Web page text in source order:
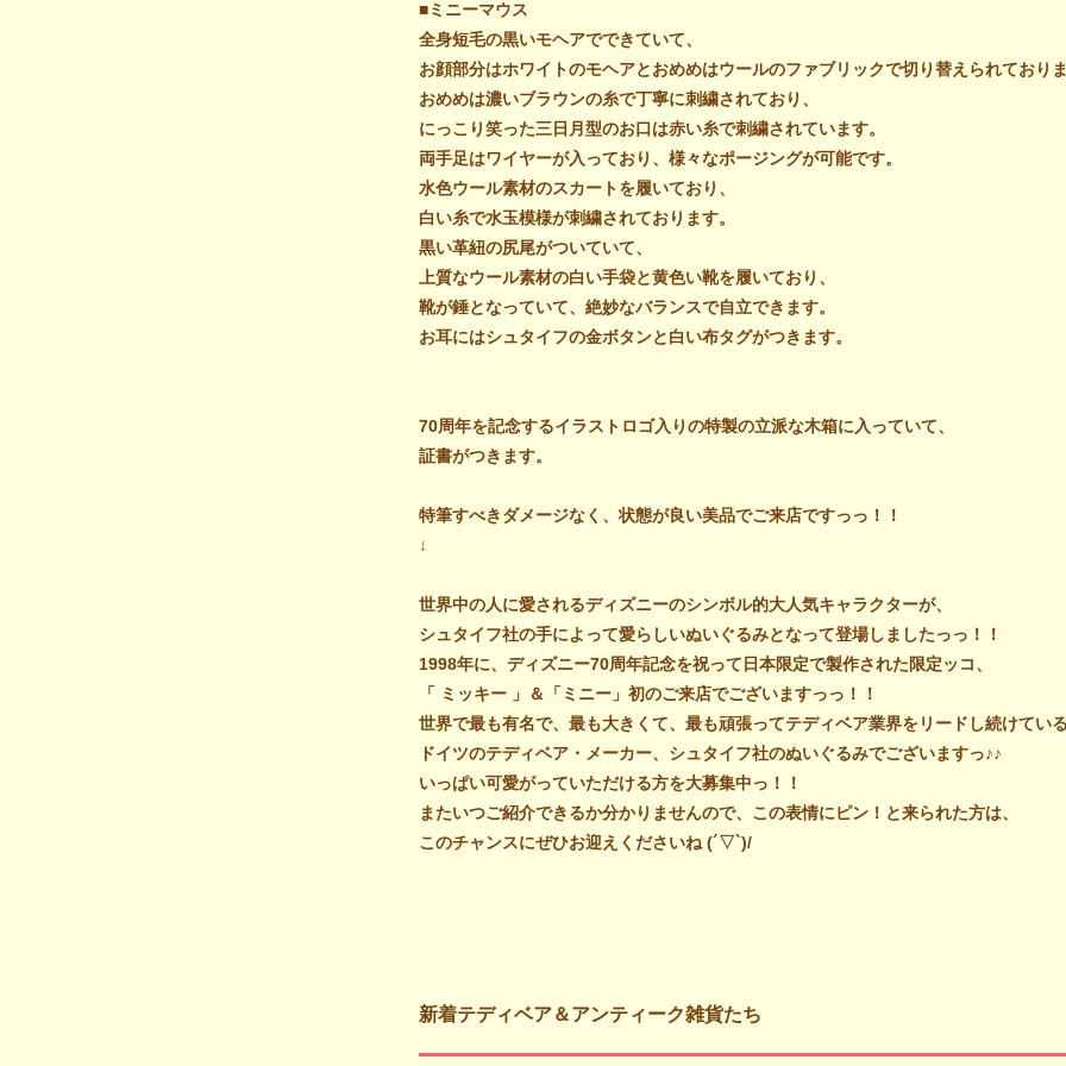
■ミニーマウス
全身短毛の黒いモヘアでできていて、
お顔部分はホワイトのモヘアとおめめはウールのファブリックで切り替え られており
おめめは濃いブラウンの糸で丁寧に刺繍されており、
にっこり笑った三日月型のお口は赤い糸で刺繍されています。
両手足はワイヤーが入っており、様々なポージングが可能です。
水色ウール素材のスカートを履いており、
白い糸で水玉模様が刺繍されております。
黒い革紐の尻尾がついていて、
上質なウール素材の白い手袋と黄色い靴を履いており、
靴が錘となっていて、絶妙なバランスで自立できます。
お耳にはシュタイフの金ボタンと白い布タグがつきます。
70周年を記念するイラストロゴ入りの特製の立派な木箱に入っていて、
証書がつきます。
特筆すべきダメージなく、状態が良い美品でご来店ですっっ！！
↓
世界中の人に愛されるディズニーのシンボル的大人気キャラクターが、
シュタイフ社の手によって愛らしいぬいぐるみとなって登場しましたっっ！！
1998年に、ディズニー70周年記念を祝って日本限定で製作された限定ッコ、
「 ミッキー 」＆「ミニー」初のご来店でございますっっ！！
世界で最も有名で、最も大きくて、最も頑張ってテディベア業界をリードし続けてい
ドイツのテディベア・メーカー、シュタイフ社のぬいぐるみでございますっ♪♪
いっぱい可愛がっていただける方を大募集中っ！！
またいつご紹介できるか分かりませんので、この表情にピン！と来られた方は、
このチャンスにぜひお迎えくださいね (´▽`)/
新着テディベア＆アンティーク雑貨たち